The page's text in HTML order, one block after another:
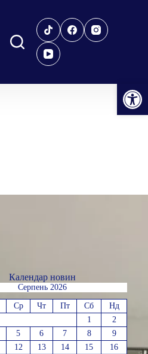
Відкрити Панель інструментів
Календар новин
Серпень 2026
Ср Чт Пт Сб
Нд
1
2
5 6 7 8
9
12 13 14 15
16